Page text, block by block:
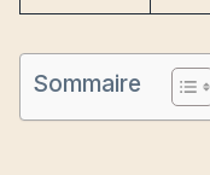
Sommaire